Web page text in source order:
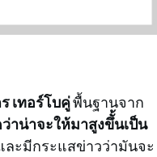
เทอร์โบคู่พื้นฐานจาก
าน่าจะให้มาสูงขึั้นเป็น
ละมีกระแสข่าวว่ามันจะ